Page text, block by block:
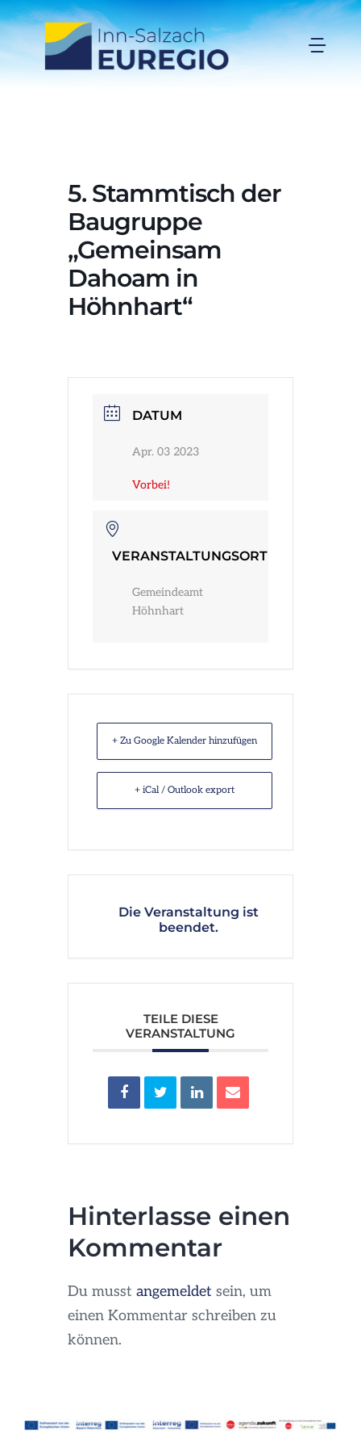
Zum
Inhalt
springen
Projekte
Förderungen
Organisation
5. Stammtisch der
Baugruppe
„Gemeinsam
Dahoam in
Höhnhart“
DATUM
Apr. 03 2023
Vorbei!
VERANSTALTUNGSORT
Gemeindeamt
Höhnhart
+ Zu Google Kalender hinzufügen
+ iCal / Outlook export
Die Veranstaltung ist
beendet.
TEILE DIESE
VERANSTALTUNG
Hinterlasse einen
Kommentar
Du musst angemeldet sein, um
einen Kommentar schreiben zu
können.